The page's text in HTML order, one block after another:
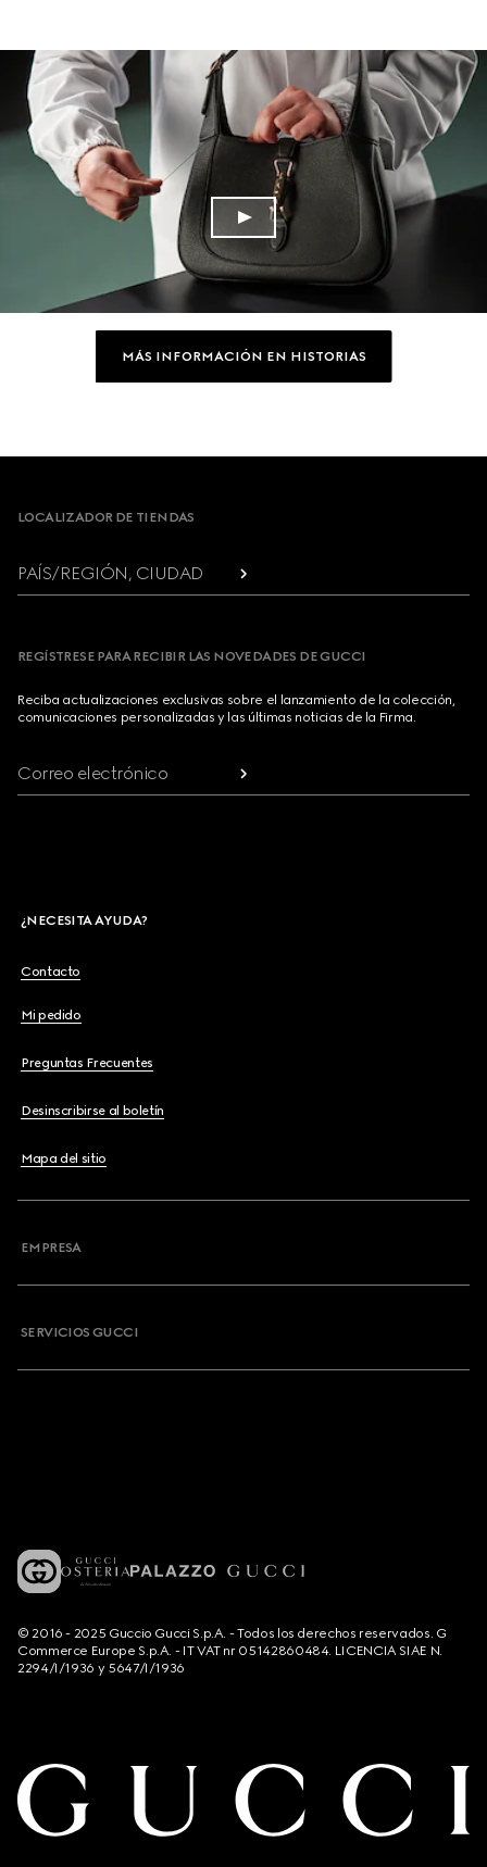
MÁS INFORMACIÓN EN HISTORIAS
Footer
LOCALIZADOR DE TIENDAS
PAÍS/REGIÓN, CIUDAD
REGÍSTRESE PARA RECIBIR LAS NOVEDADES DE GUCCI
Reciba actualizaciones exclusivas sobre el lanzamiento de la colección,
comunicaciones personalizadas y las últimas noticias de la Firma.
Correo electrónico
¿NECESITA AYUDA?
Contacto
Mi pedido
Preguntas Frecuentes
Desinscribirse al boletín
Mapa del sitio
EMPRESA
SERVICIOS GUCCI
© 2016 - 2025 Guccio Gucci S.p.A. - Todos los derechos reservados. G
Commerce Europe S.p.A. - IT VAT nr 05142860484. LICENCIA SIAE N.
2294/I/1936 y 5647/I/1936